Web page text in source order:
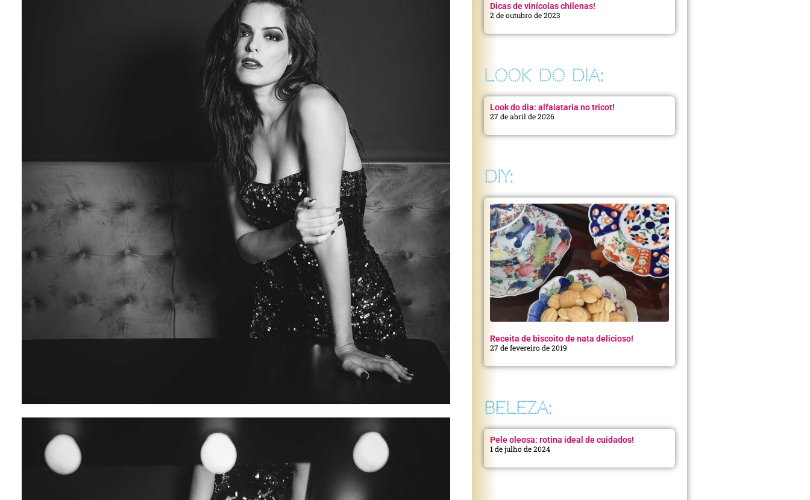
Dicas de vinícolas chilenas!
2 de outubro de 2023
LOOK DO DIA:
Look do dia: alfaiataria no tricot!
27 de abril de 2026
DIY:
Receita de biscoito de nata delicioso!
27 de fevereiro de 2019
BELEZA:
Pele oleosa: rotina ideal de cuidados!
1 de julho de 2024